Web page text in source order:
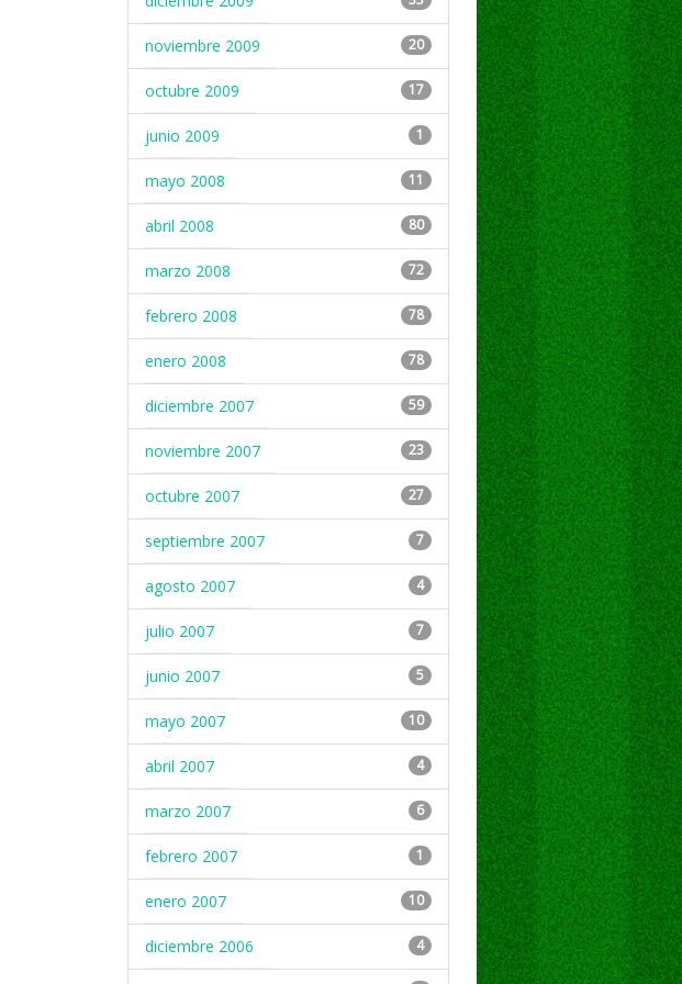
noviembre 2009 20
octubre 2009 17
junio 2009 1
mayo 2008 11
abril 2008 80
marzo 2008 72
febrero 2008 78
enero 2008 78
diciembre 2007 59
noviembre 2007 23
octubre 2007 27
septiembre 2007 7
agosto 2007 4
julio 2007 7
junio 2007 5
mayo 2007 10
abril 2007 4
marzo 2007 6
febrero 2007 1
enero 2007 10
diciembre 2006 4